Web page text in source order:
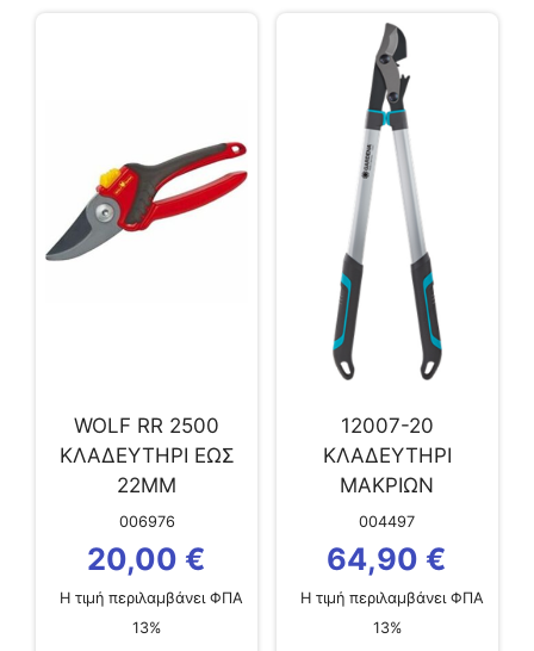
WOLF RR 2500
ΚΛΑΔΕΥΤΗΡΙ ΕΩΣ
22ΜΜ
006976
20,00 €
Η τιμή περιλαμβάνει ΦΠΑ
13%
12007-20
ΚΛΑΔΕΥΤΗΡΙ
ΜΑΚΡΙΩΝ
ΧΕΙΡΟΛΑΒΩΝ
EnergyCut 750B
004497
64,90 €
Η τιμή περιλαμβάνει ΦΠΑ
13%